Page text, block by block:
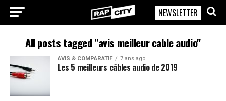
RapCity
NEWSLETTER
All posts tagged "avis meilleur cable audio"
AVIS & COMPARATIF 7 ans ago
Les 5 meilleurs câbles audio de 2019